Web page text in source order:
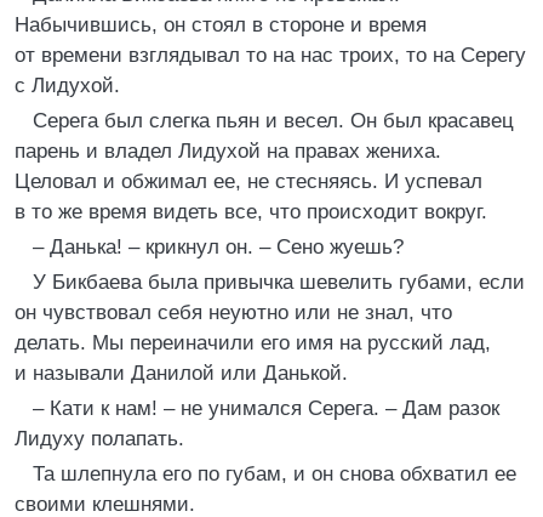
Набычившись, он стоял в стороне и время
от времени взглядывал то на нас троих, то на Серегу
с Лидухой.
Серега был слегка пьян и весел. Он был красавец
парень и владел Лидухой на правах жениха.
Целовал и обжимал ее, не стесняясь. И успевал
в то же время видеть все, что происходит вокруг.
– Данька! – крикнул он. – Сено жуешь?
У Бикбаева была привычка шевелить губами, если
он чувствовал себя неуютно или не знал, что
делать. Мы переиначили его имя на русский лад,
и называли Данилой или Данькой.
– Кати к нам! – не унимался Серега. – Дам разок
Лидуху полапать.
Та шлепнула его по губам, и он снова обхватил ее
своими клешнями.